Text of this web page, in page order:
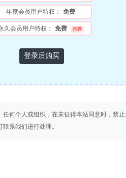
年度会员用户特权： 免费
久会员用户特权： 免费 推荐
登录后购买
何个人或组织，在未征得本站同意时，禁
系我们进行处理。